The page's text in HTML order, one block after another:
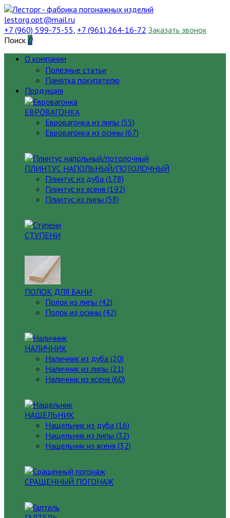
lestorg.opt@mail.ru
+7 (960) 599-75-55, +7 (961) 264-16-72 Заказать звонок
Поиск 0
О компании
Полезные статьи
Памятка покупателю
Продукция
ЕВРОВАГОНКА
Евровагонка из липы (55)
Евровагонка из осины (67)
ПЛИНТУС НАПОЛЬНЫЙ/ПОТОЛОЧНЫЙ
Плинтус из дуба (178)
Плинтус из ясеня (192)
Плинтус из липы (58)
СТУПЕНИ
ПОЛОК ДЛЯ БАНИ
Полок из липы (42)
Полок из осины (42)
НАЛИЧНИК
Наличник из дуба (20)
Наличник из липы (21)
Наличник из ясеня (60)
НАЩЕЛЬНИК
Нащельник из дуба (16)
Нащельник из липы (32)
Нащельник из ясеня (32)
СРАЩЕННЫЙ ПОГОНАЖ